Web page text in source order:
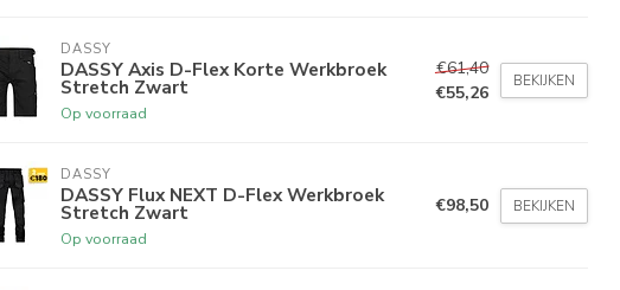
DASSY
DASSY Axis D-Flex Korte Werkbroek
Stretch Zwart
Op voorraad
€61,40
€55,26
BEKIJKEN
DASSY
DASSY Flux NEXT D-Flex Werkbroek
Stretch Zwart
Op voorraad
€98,50 BEKIJKEN